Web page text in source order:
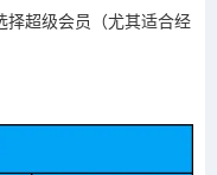
择超级会员（尤其适合经